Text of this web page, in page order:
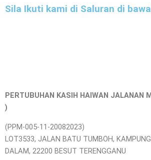
Sila Ikuti kami di Saluran di
PERTUBUHAN KASIH HAIWAN JALANAN
)
(PPM-005-11-20082023)
LOT3533, JALAN BATU TUMBOH,
DALAM, 22200 BESUT TERENGGANU